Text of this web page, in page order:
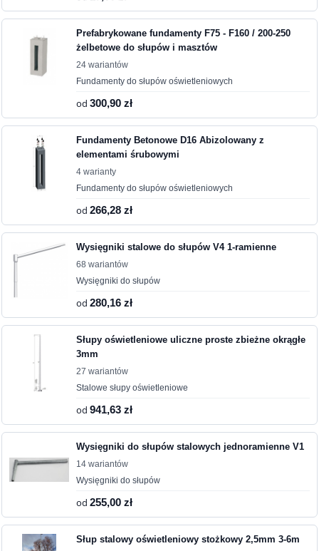
Prefabrykowane fundamenty F75 - F160 / 200-250
żelbetowe do słupów i masztów
24 wariantów
Fundamenty do słupów oświetleniowych
od300,90 zł
Fundamenty Betonowe D16 Abizolowany z
elementami śrubowymi
4 warianty
Fundamenty do słupów oświetleniowych
od266,28 zł
Wysięgniki stalowe do słupów V4 1-ramienne
68 wariantów
Wysięgniki do słupów
od280,16 zł
Słupy oświetleniowe uliczne proste zbieżne okrągłe
3mm
27 wariantów
Stalowe słupy oświetleniowe
od941,63 zł
Wysięgniki do słupów stalowych jednoramienne V1
14 wariantów
Wysięgniki do słupów
od255,00 zł
Słup stalowy oświetleniowy stożkowy 2,5mm 3-6m